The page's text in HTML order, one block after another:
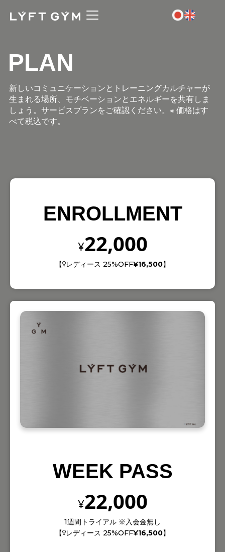
PLAN
新しいコミュニケーションとトレーニングカルチャーが
生まれる場所、モチベーションとエネルギーを共有しま
しょう。サービスプランをご確認ください。※ 価格はす
べて税込です。
ENROLLMENT
¥22,000
【 レディース 25%OFF¥16,500】
WEEK PASS
¥22,000
1週間トライアル ※入会金無し
【 レディース 25%OFF¥16,500】